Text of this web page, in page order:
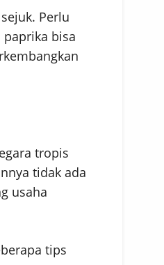
Perlu
bisa
tropis
tidak ada
usaha
tips